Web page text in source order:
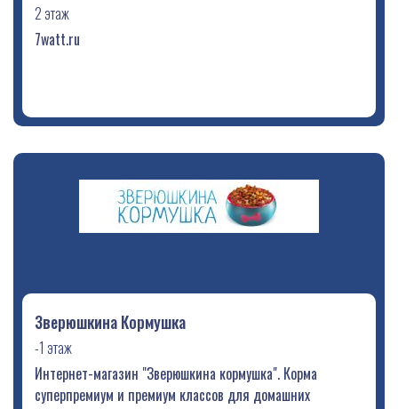
2 этаж
7watt.ru
Зверюшкина Кормушка
-1 этаж
Интернет-магазин "Зверюшкина кормушка". Корма
суперпремиум и премиум классов для домашних